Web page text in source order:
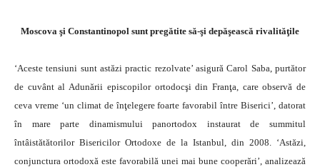
Moscova şi Constantinopol sunt pregătite să-şi depăşească rivalităţile
‘Aceste tensiuni sunt astăzi practic rezolvate’ asigură Carol Saba, purtător
de cuvânt al Adunării episcopilor ortodocşi din Franţa, care observă de
ceva vreme ‘un climat de înţelegere foarte favorabil între Biserici’, datorat
în mare parte dinamismului panortodox instaurat de summitul
întâistătătorilor Bisericilor Ortodoxe de la Istanbul, din 2008. ‘Astăzi,
conjunctura ortodoxă este favorabilă unei mai bune cooperări’, analizează